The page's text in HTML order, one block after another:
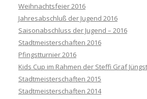
Weihnachtsfeier 2016
Jahresabschluß der Jugend 2016
Saisonabschluss der Jugend – 2016
Stadtmeisterschaften 2016
Pfingstturnier 2016
Kids Cup im Rahmen der Steffi Graf
Stadtmeisterschaften 2015
Stadtmeisterschaften 2014